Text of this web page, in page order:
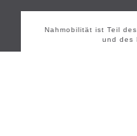
Nahmobilität ist Teil
und des